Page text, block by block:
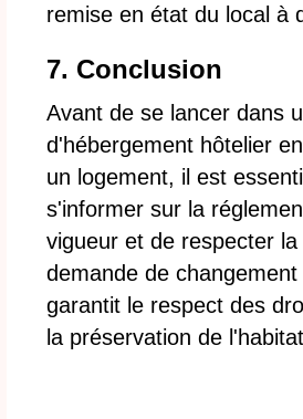
remise en état du local à
7. Conclusion
Avant de se lancer dans
d'hébergement hôtelier
un logement, il est
s'informer sur la
vigueur et de respecter
demande de
garantit le respect des
la préservation de